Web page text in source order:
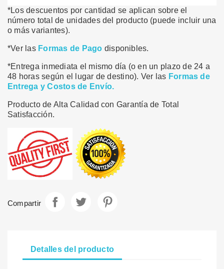
*Los descuentos por cantidad se aplican sobre el
número total de unidades del producto (puede incluir una
o más variantes).
*Ver las Formas de Pago disponibles.
*Entrega inmediata el mismo día (o en un plazo de 24 a
48 horas según el lugar de destino). Ver las Formas de
Entrega y Costos de Envío.
Producto de Alta Calidad con Garantía de Total
Satisfacción.
Compartir
Detalles del producto